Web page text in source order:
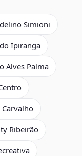
Simioni
Ipiranga
Alves Palma
Carvalho
Ribeirão